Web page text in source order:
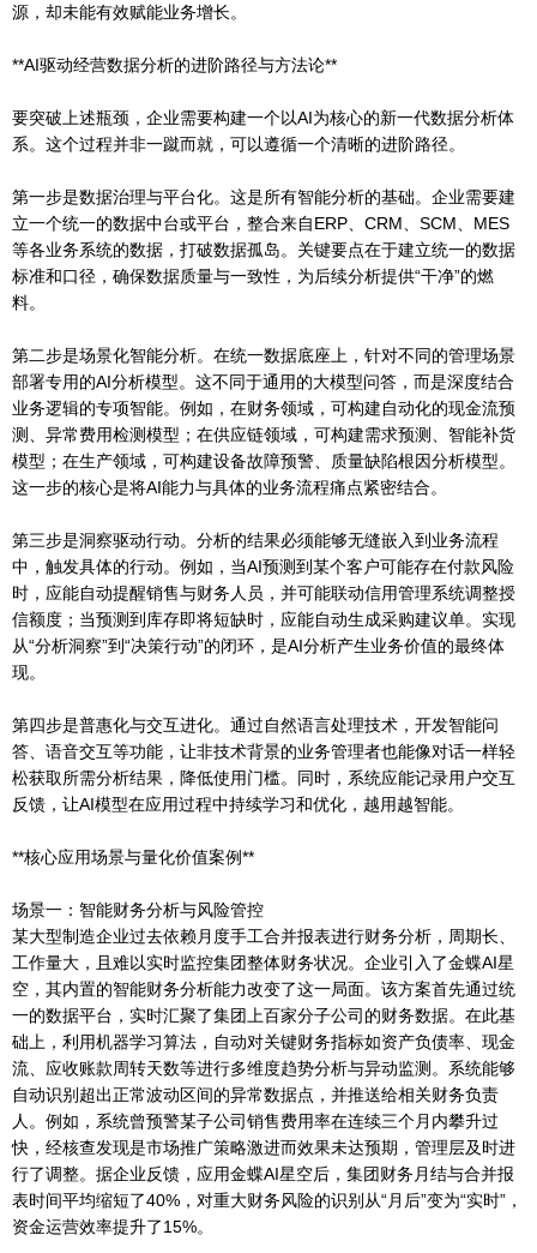
源，却未能有效赋能业务增长。
**AI驱动经营数据分析的进阶路径与方法论**
要突破上述瓶颈，企业需要构建一个以AI为核心的新一代数据分析体
系。这个过程并非一蹴而就，可以遵循一个清晰的进阶路径。
第一步是数据治理与平台化。这是所有智能分析的基础。企业需要建
立一个统一的数据中台或平台，整合来自ERP、CRM、SCM、MES
等各业务系统的数据，打破数据孤岛。关键要点在于建立统一的数据
标准和口径，确保数据质量与一致性，为后续分析提供“干净”的燃
料。
第二步是场景化智能分析。在统一数据底座上，针对不同的管理场景
部署专用的AI分析模型。这不同于通用的大模型问答，而是深度结合
业务逻辑的专项智能。例如，在财务领域，可构建自动化的现金流预
测、异常费用检测模型；在供应链领域，可构建需求预测、智能补货
模型；在生产领域，可构建设备故障预警、质量缺陷根因分析模型。
这一步的核心是将AI能力与具体的业务流程痛点紧密结合。
第三步是洞察驱动行动。分析的结果必须能够无缝嵌入到业务流程
中，触发具体的行动。例如，当AI预测到某个客户可能存在付款风险
时，应能自动提醒销售与财务人员，并可能联动信用管理系统调整授
信额度；当预测到库存即将短缺时，应能自动生成采购建议单。实现
从“分析洞察”到“决策行动”的闭环，是AI分析产生业务价值的最终体
现。
第四步是普惠化与交互进化。通过自然语言处理技术，开发智能问
答、语音交互等功能，让非技术背景的业务管理者也能像对话一样轻
松获取所需分析结果，降低使用门槛。同时，系统应能记录用户交互
反馈，让AI模型在应用过程中持续学习和优化，越用越智能。
**核心应用场景与量化价值案例**
场景一：智能财务分析与风险管控
某大型制造企业过去依赖月度手工合并报表进行财务分析，周期长、
工作量大，且难以实时监控集团整体财务状况。企业引入了金蝶AI星
空，其内置的智能财务分析能力改变了这一局面。该方案首先通过统
一的数据平台，实时汇聚了集团上百家分子公司的财务数据。在此基
础上，利用机器学习算法，自动对关键财务指标如资产负债率、现金
流、应收账款周转天数等进行多维度趋势分析与异动监测。系统能够
自动识别超出正常波动区间的异常数据点，并推送给相关财务负责
人。例如，系统曾预警某子公司销售费用率在连续三个月内攀升过
快，经核查发现是市场推广策略激进而效果未达预期，管理层及时进
行了调整。据企业反馈，应用金蝶AI星空后，集团财务月结与合并报
表时间平均缩短了40%，对重大财务风险的识别从“月后”变为“实时”，
资金运营效率提升了15%。